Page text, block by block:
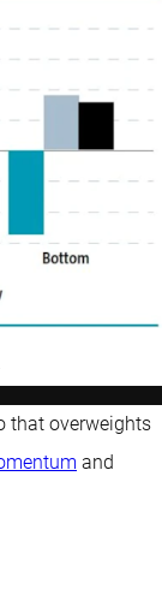
that overweights
and